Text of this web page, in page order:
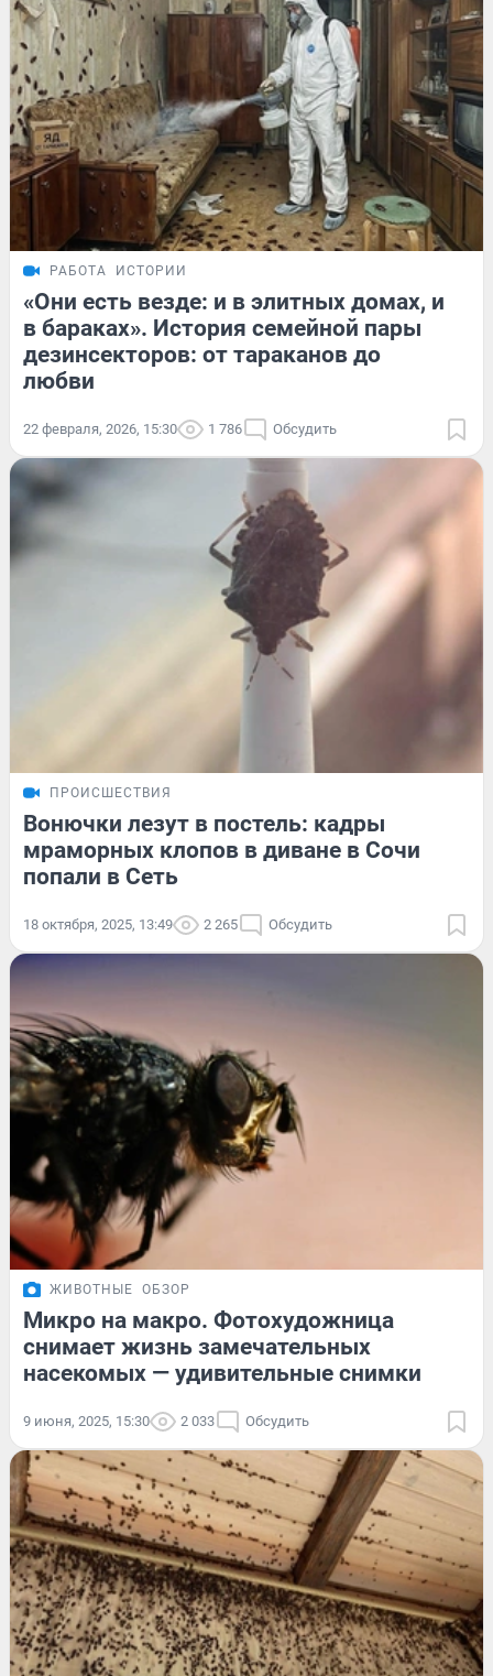
РАБОТА ИСТОРИИ
«Они есть везде: и в элитных домах, и
в бараках». История семейной пары
дезинсекторов: от тараканов до
любви
22 февраля, 2026, 15:30 1 786 Обсудить
ПРОИСШЕСТВИЯ
Вонючки лезут в постель: кадры
мраморных клопов в диване в Сочи
попали в Сеть
18 октября, 2025, 13:49 2 265 Обсудить
ЖИВОТНЫЕ ОБЗОР
Микро на макро. Фотохудожница
снимает жизнь замечательных
насекомых — удивительные снимки
9 июня, 2025, 15:30 2 033 Обсудить